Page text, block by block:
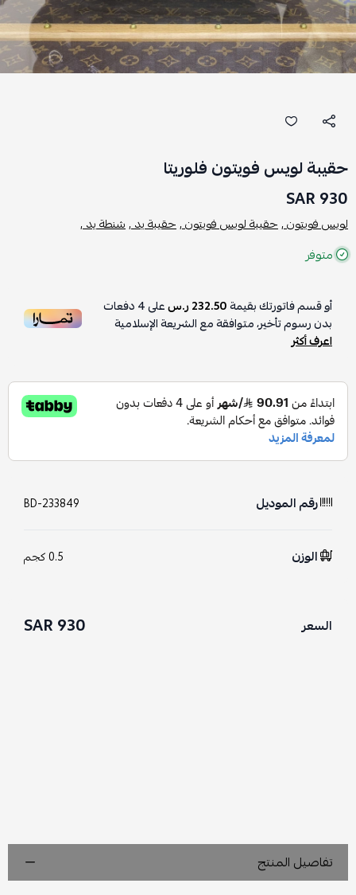
حقيبة لويس فويتون فلوريتا
930 SAR
لويس فويتون ,حقيبة لويس فويتون ,حقيبة يد ,شنطة يد ,
متوفر
أو قسم فاتورتك بقيمة232.50 ر.س على4دفعات
بدون رسوم تأخير، متوافقة مع الشريعة الإسلامية
اعرف أكثر
رقم الموديل BD-233849
الوزن 0.5 كجم
السعر 930 SAR
تفاصيل المنتج